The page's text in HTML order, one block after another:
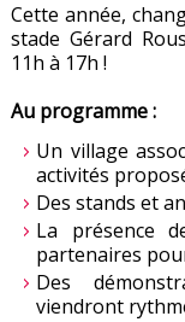
Cette année,
stade Gérard
11h à 17h !
Au programme :
Un village
activités
Des stands et
La présence
partenaires
Des
viendront